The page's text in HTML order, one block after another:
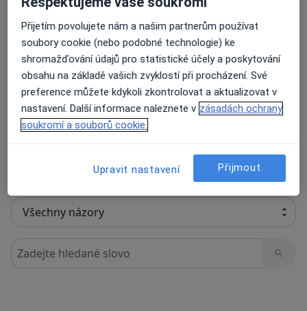
31 názorů
Recenze pacientů jsou pro nás důležité.
Specialisté nemají možnost zaplatit za
odstranění nebo změnu recenze pacienta.
Hledejte v názorech
Přijetím povolujete nám a našim partnerům používat
soubory cookie (nebo podobné technologie) ke
shromažďování údajů pro statistické účely a poskytování
obsahu na základě vašich zvyklostí při procházení. Své
preference můžete kdykoli zkontrolovat a aktualizovat v
nastavení. Další informace naleznete v zásadách ochrany
soukromí a souborů cookie.
Upravit nastavení Přijmout